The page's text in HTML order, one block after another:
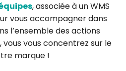
, associée à un WMS
vous accompagner dans
l’ensemble des actions
vous vous concentrez sur le
marque !